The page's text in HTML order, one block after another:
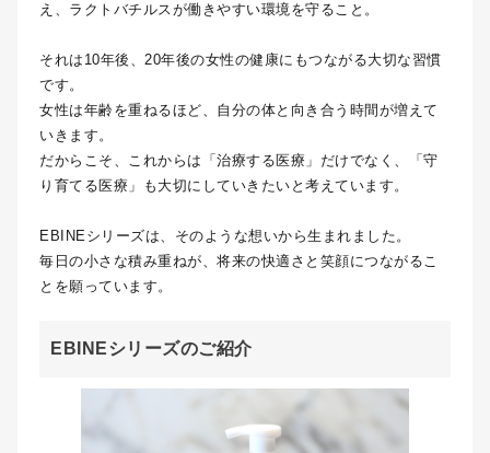
え、ラクトバチルスが働きやすい環境を守ること。
それは10年後、20年後の女性の健康にもつながる大切な習慣
です。
女性は年齢を重ねるほど、自分の体と向き合う時間が増えて
いきます。
だからこそ、これからは「治療する医療」だけでなく、「守
り育てる医療」も大切にしていきたいと考えています。
EBINEシリーズは、そのような想いから生まれました。
毎日の小さな積み重ねが、将来の快適さと笑顔につながるこ
とを願っています。
EBINEシリーズのご紹介